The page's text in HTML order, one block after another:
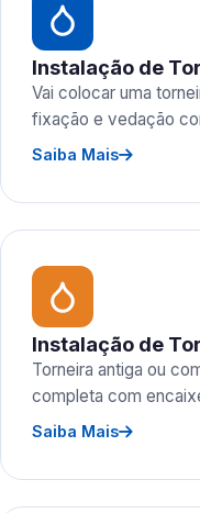
Instalação de
Vai colocar uma
fixação e vedação
Saiba Mais
Instalação de
Torneira antiga ou
completa com
Saiba Mais